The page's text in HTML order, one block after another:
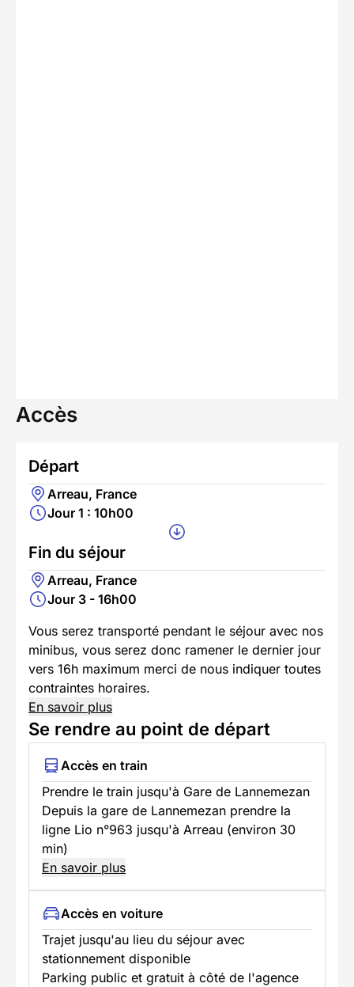
Accès
Départ
Arreau, France
Jour 1 : 10h00
Fin du séjour
Arreau, France
Jour 3 - 16h00
Vous serez transporté pendant le séjour avec nos
minibus, vous serez donc ramener le dernier jour
vers 16h maximum merci de nous indiquer toutes
contraintes horaires.
En savoir plus
Se rendre au point de départ
Accès en train
Prendre le train jusqu'à Gare de Lannemezan
Depuis la gare de Lannemezan prendre la
ligne Lio n°963 jusqu'à Arreau (environ 30
min)
En savoir plus
Accès en voiture
Trajet jusqu'au lieu du séjour avec
stationnement disponible
Parking public et gratuit à côté de l'agence